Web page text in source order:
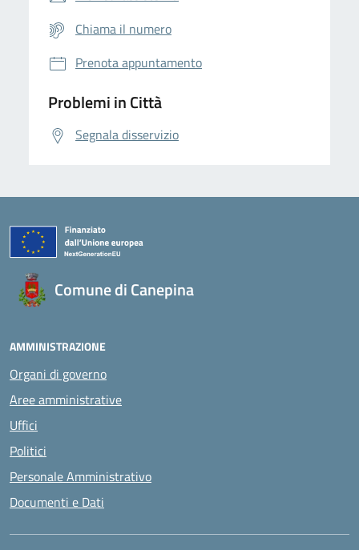
Chiama il numero
Prenota appuntamento
Problemi in Città
Segnala disservizio
Comune di Canepina
AMMINISTRAZIONE
Organi di governo
Aree amministrative
Uffici
Politici
Personale Amministrativo
Documenti e Dati